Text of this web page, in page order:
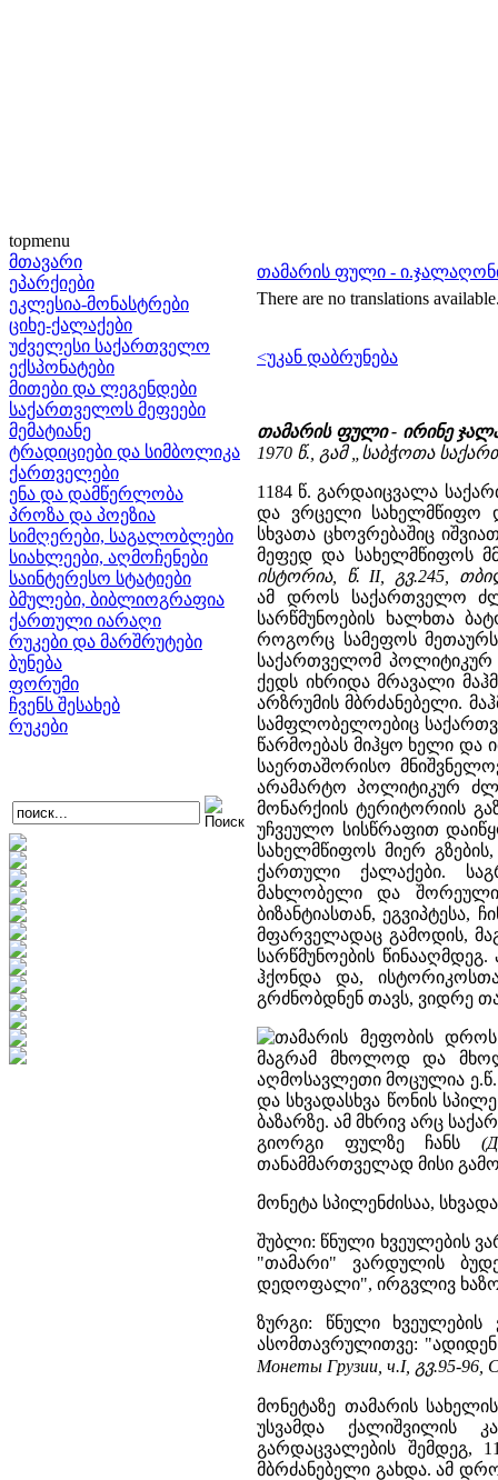
topmenu
მთავარი
ეპარქიები
ეკლესია-მონასტრები
ციხე-ქალაქები
უძველესი საქართველო
ექსპონატები
მითები და ლეგენდები
საქართველოს მეფეები
მემატიანე
ტრადიციები და სიმბოლიკა
ქართველები
ენა და დამწერლობა
პროზა და პოეზია
სიმღერები, საგალობლები
სიახლეები, აღმოჩენები
საინტერესო სტატიები
ბმულები, ბიბლიოგრაფია
ქართული იარაღი
რუკები და მარშრუტები
ბუნება
ფორუმი
ჩვენს შესახებ
რუკები
თამარის ფული -
There are no translations
<უკან დაბრუნება
თამარის ფული - ირინე
1970 წ., გამ „საბჭოთა
1184 წ. გარდაიცვალა
და ვრცელი სახელმწიფო
სხვათა ცხოვრებაშიც
მეფედ და სახელმწიფოს
ისტორია, წ. II, გვ.245,
ამ დროს საქართველო
სარწმუნოების ხალხთა
როგორც სამეფოს
საქართველომ პოლიტიკურ
ქედს იხრიდა მრავალი
არზრუმის მბრძანებელი.
სამფლობელოებიც
წარმოებას მიჰყო ხელი და
საერთაშორისო
არამარტო პოლიტიკურ
მონარქიის ტერიტორიის
უჩვეულო სისწრაფით
სახელმწიფოს მიერ
ქართული ქალაქები.
მახლობელი და შორეული
ბიზანტიასთან,
მფარველადაც გამოდის,
სარწმუნოების
ჰქონდა და,
გრძნობდნენ თავს, ვიდრე
თამარის მეფობის
მაგრამ მხოლოდ და
აღმოსავლეთი მოცულია
და სხვადასხვა წონის
ბაზარზე. ამ მხრივ არც
გიორგი ფულზე ჩანს
თანამმართველად მისი
მონეტა სპილენძისაა,
შუბლი: წნული ხვეულების
"თამარი" ვარდულის
დედოფალი", ირგვლივ
ზურგი: წნული
ასომთავრულითვე:
Монеты Грузии, ч.I, გვ.95-96,
მონეტაზე თამარის
უსვამდა ქალიშვილის
გარდაცვალების შემდეგ,
მბრძანებელი გახდა. ამ